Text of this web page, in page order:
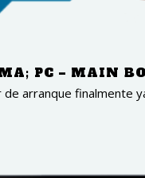
PC – MAIN
arranque finalmente